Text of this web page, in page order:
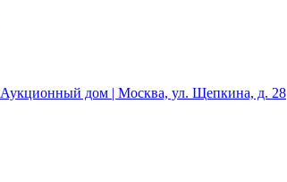
Аукционный дом | Москва, ул. Щепкина, д. 28